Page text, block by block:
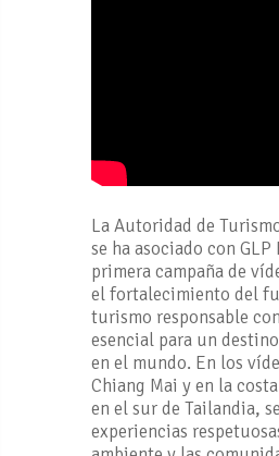
La Autoridad de
se ha asociado con GLP
primera campaña de
el fortalecimiento del
turismo responsable
esencial para un
en el mundo. En los
Chiang Mai y en la
en el sur de Tailandia,
experiencias